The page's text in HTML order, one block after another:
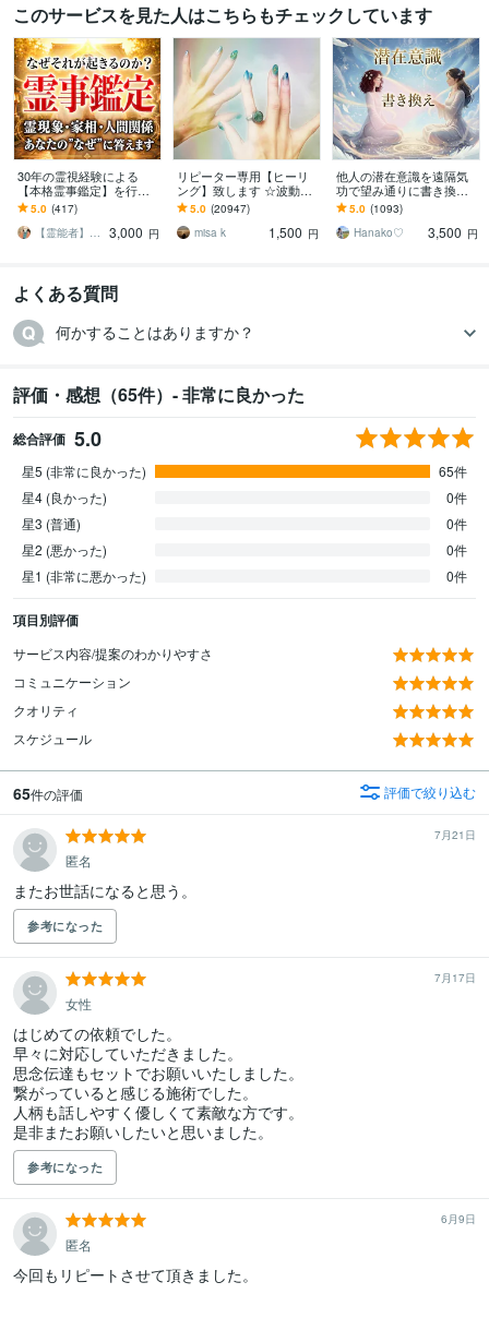
このサービスを見た人はこちらもチェックしています
30年の霊視経験による
【本格霊事鑑定】を行い
ます 霊現象・家相・家
系・先祖・土地・人間関
係・悪縁・因縁・厄払い
5.0 (417)
【霊能者】天晴
3,000 円
リピーター専用【ヒーリ
ング】致します ☆波動を
上げ、流れを良くします
☆
5.0 (20947)
misa k
1,500 円
他人の潜在意識を遠隔気
功で望み通りに書き換え
ます イジメ、パワハラ、
浮気、不倫、SNSによる
誹謗中傷などの対策
5.0 (1093)
Hanako♡
3,500 円
よくある質問
何かすることはありますか？
評価・感想（65件）- 非常に良かった
総合評価 5.0
星5 (非常に良かった)
65件
星4 (良かった)
0件
星3 (普通)
0件
星2 (悪かった)
0件
星1 (非常に悪かった)
0件
項目別評価
サービス内容/提案のわかりやすさ
コミュニケーション
クオリティ
スケジュール
65件の評価 評価で絞り込む
7月21日
匿名
またお世話になると思う。
参考になった
7月17日
女性
はじめての依頼でした。
早々に対応していただきました。
思念伝達もセットでお願いいたしました。
繋がっていると感じる施術でした。
人柄も話しやすく優しくて素敵な方です。
是非またお願いしたいと思いました。
参考になった
6月9日
匿名
今回もリピートさせて頂きました。